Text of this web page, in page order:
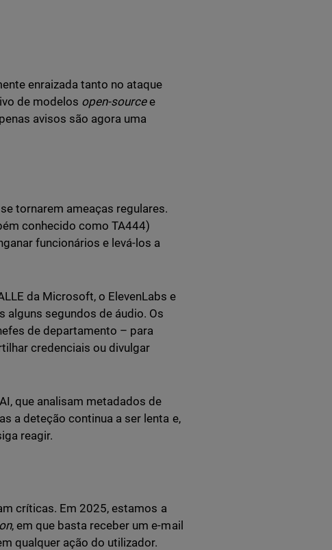
enraizada tanto no ataque
de modelos open-sourcee
avisos são agora uma
tornarem ameaças regulares.
conhecido como TA444)
funcionários e levá-los a
da Microsoft, o ElevenLabs e
segundos de áudio. Os
de departamento – para
credenciais ou divulgar
que analisam metadados de
a deteção continua a ser lenta e,
reagir.
críticas. Em 2025, estamos a
, em que basta receber um e-mail
qualquer ação do utilizador.